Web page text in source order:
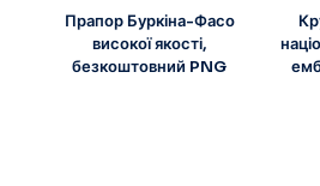
Прапор Буркіна-Фасо
високої якості,
безкоштовний PNG